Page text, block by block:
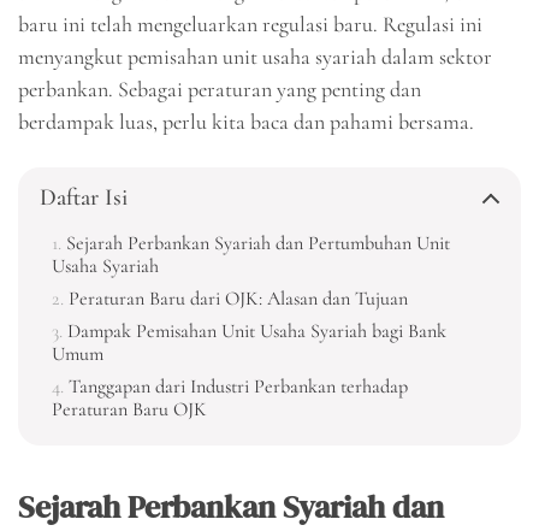
baru ini telah mengeluarkan regulasi baru. Regulasi ini
menyangkut pemisahan unit usaha syariah dalam sektor
perbankan. Sebagai peraturan yang penting dan
berdampak luas, perlu kita baca dan pahami bersama.
Daftar Isi
Sejarah Perbankan Syariah dan Pertumbuhan Unit
Usaha Syariah
Peraturan Baru dari OJK: Alasan dan Tujuan
Dampak Pemisahan Unit Usaha Syariah bagi Bank
Umum
Tanggapan dari Industri Perbankan terhadap
Peraturan Baru OJK
Sejarah Perbankan Syariah dan